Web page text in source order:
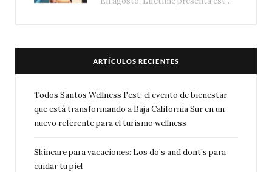
ARTÍCULOS RECIENTES
Todos Santos Wellness Fest: el evento de bienestar
que está transformando a Baja California Sur en un
nuevo referente para el turismo wellness
Skincare para vacaciones: Los do’s and dont’s para
cuidar tu piel